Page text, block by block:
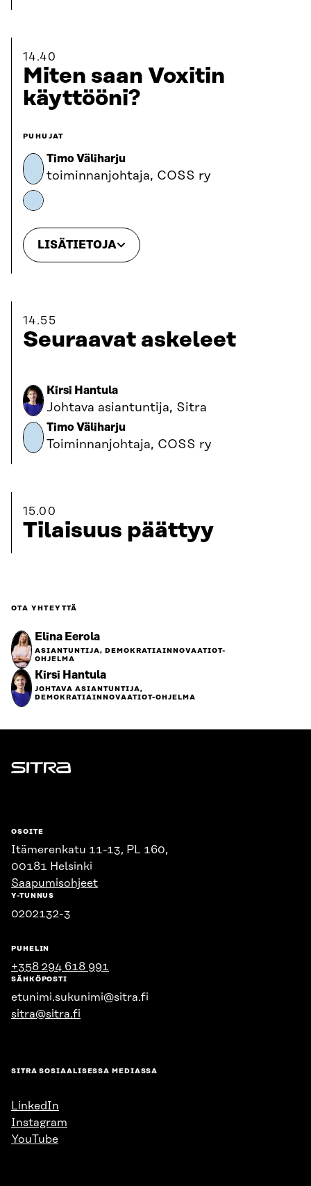
14.40
Miten saan Voxitin
käyttööni?
PUHUJAT
Timo Väliharju
toiminnanjohtaja, COSS ry
LISÄTIETOJA
14.55
Seuraavat askeleet
Kirsi Hantula
Johtava asiantuntija, Sitra
Timo Väliharju
Toiminnanjohtaja, COSS ry
15.00
Tilaisuus päättyy
OTA YHTEYTTÄ
Elina Eerola
ASIANTUNTIJA, DEMOKRATIAINNOVAATIOT-
OHJELMA
Kirsi Hantula
JOHTAVA ASIANTUNTIJA,
DEMOKRATIAINNOVAATIOT-OHJELMA
Sitra
OSOITE
Itämerenkatu 11-13, PL 160,
00181 Helsinki
Saapumisohjeet
Y-TUNNUS
0202132-3
PUHELIN
+358 294 618 991
SÄHKÖPOSTI
etunimi.sukunimi@sitra.fi
sitra@sitra.fi
SITRA SOSIAALISESSA MEDIASSA
LinkedIn
Instagram
YouTube